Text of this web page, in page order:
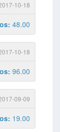
10-18
48.00
10-18
96.00
09-09
19.00